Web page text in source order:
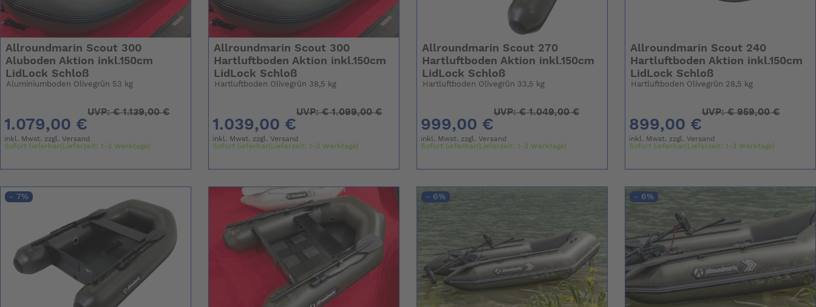
Allroundmarin Scout 300
Aluboden Aktion inkl.150cm
LidLock Schloß
Aluminiumboden Olivegrün 53 kg
1.079,00 €
UVP:€1.139,00 €
inkl. Mwst. zzgl.Versand
Sofort lieferbar(Lieferzeit: 1-3 Werktage)
Allroundmarin Scout 300
Hartluftboden Aktion inkl.150cm
LidLock Schloß
Hartluftboden Olivegrün 38,5 kg
1.039,00 €
UVP:€1.099,00 €
inkl. Mwst. zzgl.Versand
Sofort lieferbar(Lieferzeit: 1-3 Werktage)
Allroundmarin Scout 270
Hartluftboden Aktion inkl.150cm
LidLock Schloß
Hartluftboden Olivegrün 33,5 kg
999,00 €
UVP:€1.049,00 €
inkl. Mwst. zzgl.Versand
Sofort lieferbar(Lieferzeit: 1-3 Werktage)
Allroundmarin Scout 240
Hartluftboden Aktion inkl.150cm
LidLock Schloß
Hartluftboden Olivegrün 28,5 kg
899,00 €
UVP:€959,00 €
inkl. Mwst. zzgl.Versand
Sofort lieferbar(Lieferzeit: 1-3 Werktage)
- 7% - 6% - 6%